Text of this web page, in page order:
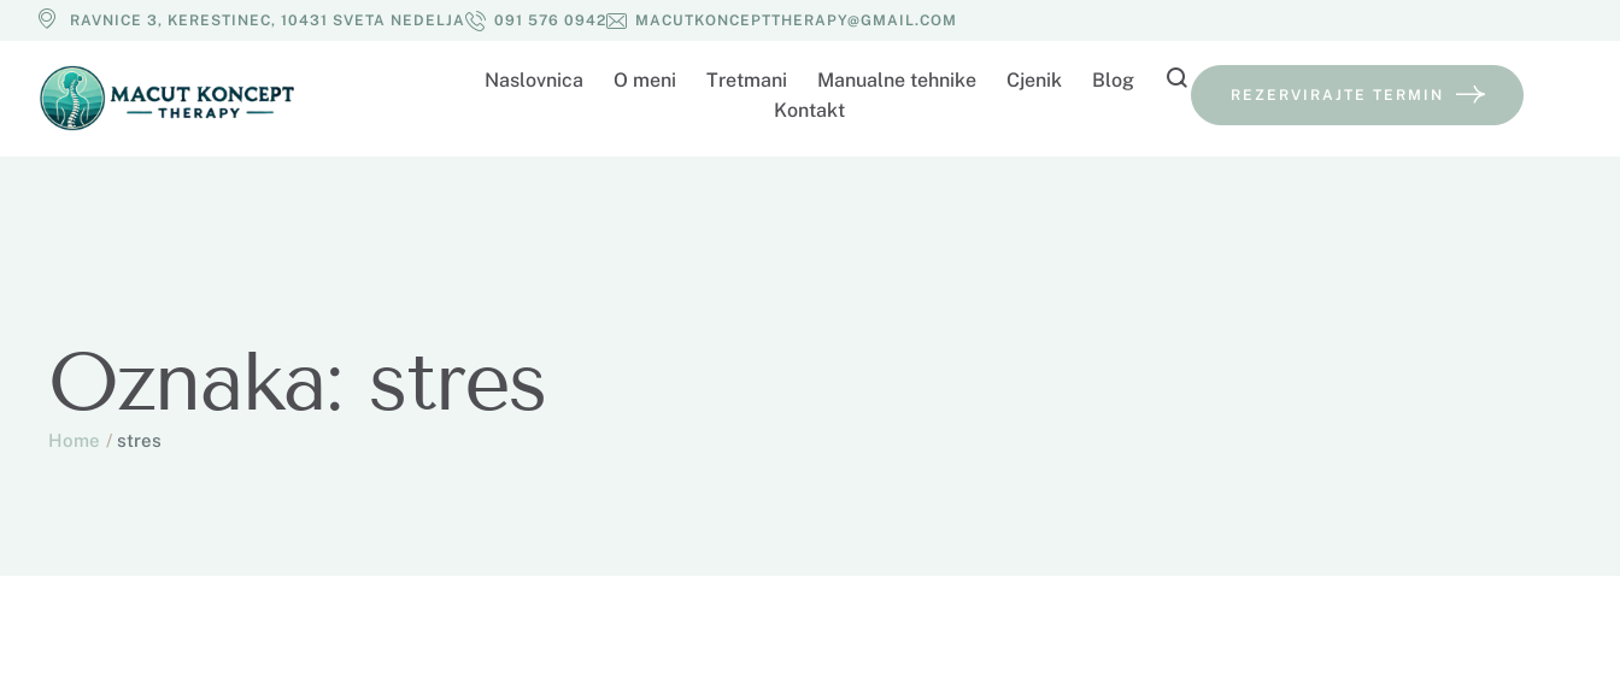
RAVNICE 3, KERESTINEC, 10431 SVETA NEDELJA 091 576 0942 MACUTKONCEPTTHERAPY@GMAIL.COM
Naslovnica O meni Tretmani Manualne tehnike Cjenik
Blog
Kontakt
REZERVIRAJTE TERMIN
Oznaka: stres
Home / stres